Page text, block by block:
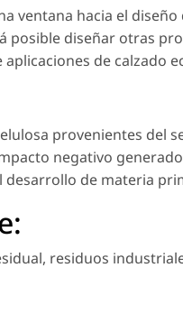
ventana hacia el
posible diseñar otras
de calzado
provenientes del
negativo
desarrollo de materia
, residuos